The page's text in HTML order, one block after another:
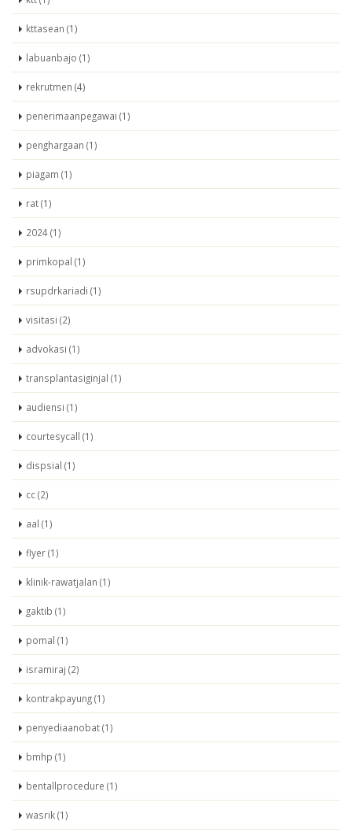
kttasean (1)
labuanbajo (1)
rekrutmen (4)
penerimaanpegawai (1)
penghargaan (1)
piagam (1)
rat (1)
2024 (1)
primkopal (1)
rsupdrkariadi (1)
visitasi (2)
advokasi (1)
transplantasiginjal (1)
audiensi (1)
courtesycall (1)
dispsial (1)
cc (2)
aal (1)
flyer (1)
klinik-rawatjalan (1)
gaktib (1)
pomal (1)
isramiraj (2)
kontrakpayung (1)
penyediaanobat (1)
bmhp (1)
bentallprocedure (1)
wasrik (1)